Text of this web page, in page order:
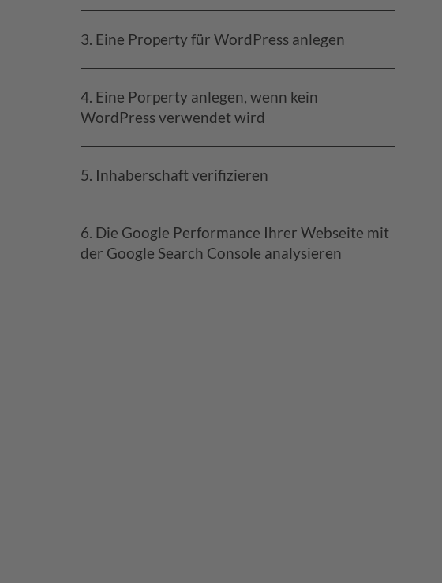
3. Eine Property für WordPress anlegen
4. Eine Porperty anlegen, wenn kein
WordPress verwendet wird
5. Inhaberschaft verifizieren
6. Die Google Performance Ihrer Webseite mit
der Google Search Console analysieren